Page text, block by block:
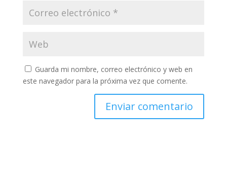
Guarda mi nombre, correo electrónico y web en
este navegador para la próxima vez que comente.